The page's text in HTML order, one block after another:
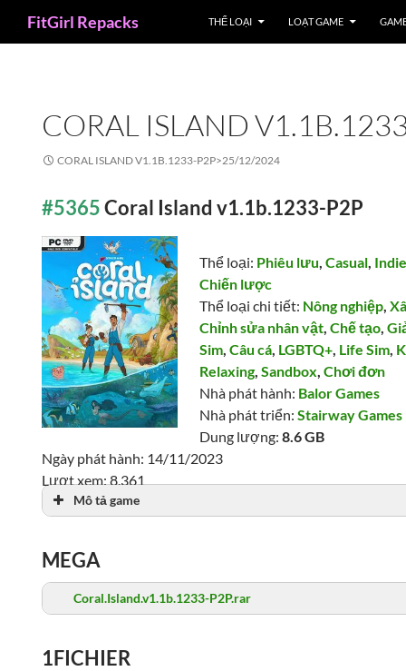
FitGirl Repacks THỂ LOẠI LOẠT GAME
CORAL ISLAND
CORAL ISLAND V1.1B.1233-P2P>25/12/2024
#5365Coral Island v1.1b.1233-P2P
Thể loại: Phiêu lưu,Casual,
Chiến lược
Thể loại chi tiết: Nông nghiệp,
Chỉnh sửa nhân vật,Chế tạo,
Sim,Câu cá, LGBTQ+, Life Sim,
Relaxing,Sandbox,Chơi đơn
Nhà phát hành: Balor Games
Nhà phát triển:Stairway Games
Dung lượng:8.6 GB
Ngày phát hành: 14/11/2023
Lượt xem: 8,361
Mô tả game
MEGA
Coral.Island.v1.1b.1233-P2P.rar
1FICHIER